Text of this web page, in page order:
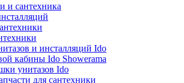
и сантехника
и инсталляций Ido
кабины Ido Showerama
унитазов Ido
для сантехники